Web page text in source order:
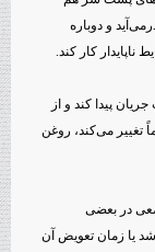
و دوباره
کار کند.
پیدا کند و از
تغییر می‌کند، روغن
در بعضی
یا زمان تعویض آن